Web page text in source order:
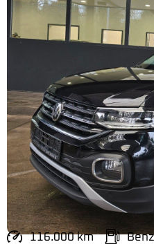
116.000 km